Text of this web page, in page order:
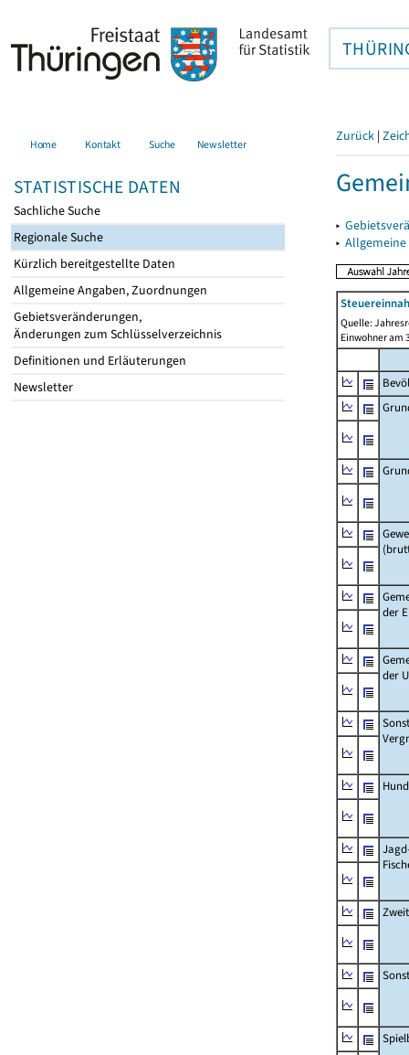
Home Kontakt Suche Newsletter
STATISTISCHE DATEN
Sachliche Suche
Regionale Suche
Kürzlich bereitgestellte Daten
Allgemeine Angaben, Zuordnungen
Gebietsveränderungen,
Änderungen zum Schlüsselverzeichnis
Definitionen und Erläuterungen
Newsletter
Zurück |
▸
▸
Quelle:
Einwohner am
der
der